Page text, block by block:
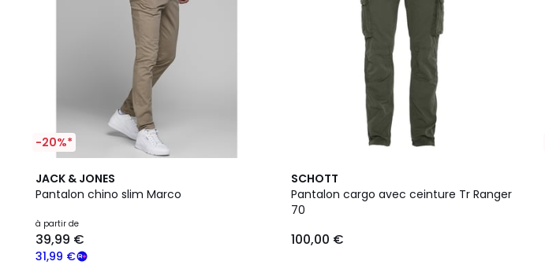
-20%*
JACK & JONES
Pantalon chino slim Marco
à partir de
31,99 €
39,99 €
4,5
/ 5
SCHOTT
Pantalon cargo avec ceinture Tr Ranger
70
100,00 €
4,1
/ 5
4
Couleurs